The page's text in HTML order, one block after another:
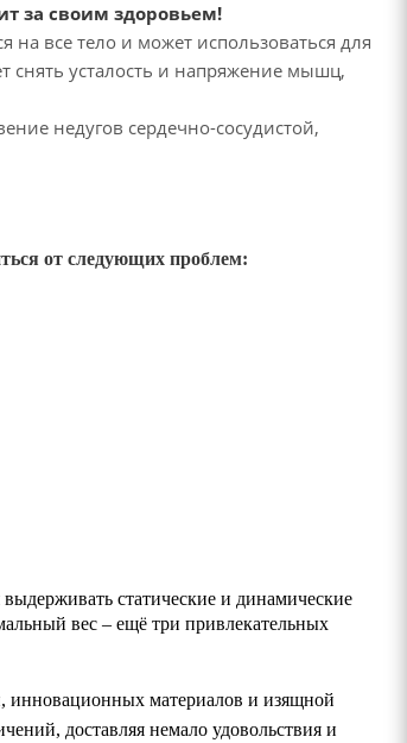
за своим здоровьем!
на все тело и может использоваться для
снять усталость и напряжение мышц,
недугов сердечно-сосудистой,
от следующих проблем:
статические и динамические
вес – ещё три привлекательных
инновационных материалов и изящной
доставляя немало удовольствия и